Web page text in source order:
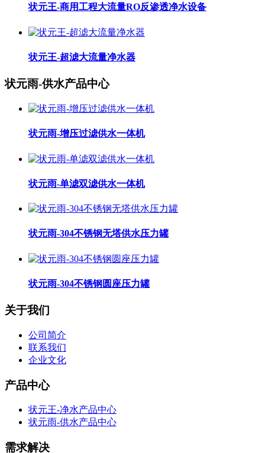
状元王-商用工程大流量RO反渗透净水设备
状元王-超滤大流量净水器
状元雨-供水产品中心
状元雨-增压过滤供水一体机
状元雨-单滤双滤供水一体机
状元雨-304不锈钢无塔供水压力罐
状元雨-304不锈钢圆座压力罐
关于我们
公司简介
联系我们
企业文化
产品中心
状元王-净水产品中心
状元雨-供水产品中心
需求解决